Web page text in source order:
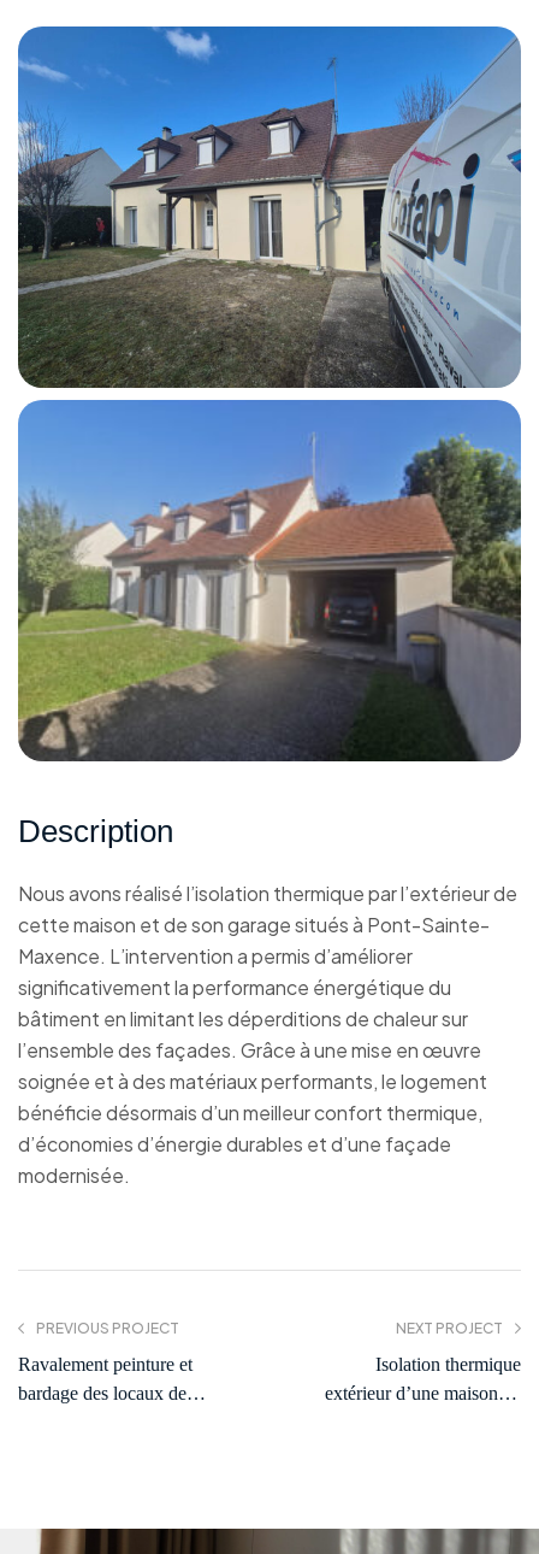
Description
Nous avons réalisé l’isolation thermique par l’extérieur de
cette maison et de son garage situés à Pont-Sainte-
Maxence. L’intervention a permis d’améliorer
significativement la performance énergétique du
bâtiment en limitant les déperditions de chaleur sur
l’ensemble des façades. Grâce à une mise en œuvre
soignée et à des matériaux performants, le logement
bénéficie désormais d’un meilleur confort thermique,
d’économies d’énergie durables et d’une façade
modernisée.
PREVIOUS PROJECT
Ravalement peinture et
bardage des locaux de
NEXT PROJECT
Isolation thermique
extérieur d’une maison de